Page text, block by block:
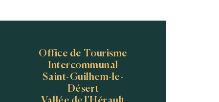
Office de Tourisme
Intercommunal
Saint-Guilhem-le-
Désert